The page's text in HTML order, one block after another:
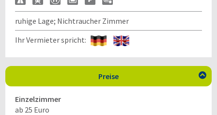
ruhige Lage; Nichtraucher Zimmer
Ihr Vermieter spricht:
Preise 
Einzelzimmer
ab 25 Euro